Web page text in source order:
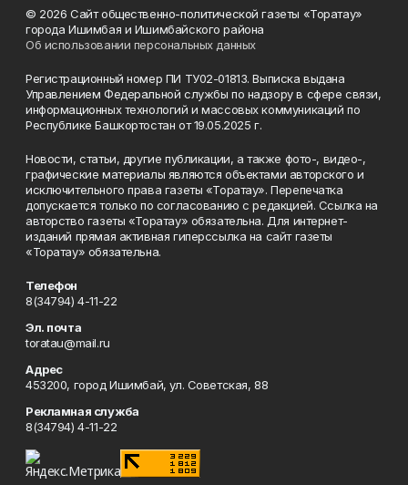
© 2026 Сайт общественно-политической газеты «Торатау»
города Ишимбая и Ишимбайского района
Об использовании персональных данных
Регистрационный номер ПИ ТУ02-01813. Выписка выдана
Управлением Федеральной службы по надзору в сфере связи,
информационных технологий и массовых коммуникаций по
Республике Башкортостан от 19.05.2025 г.
Новости, статьи, другие публикации, а также фото-, видео-,
графические материалы являются объектами авторского и
исключительного права газеты «Торатау». Перепечатка
допускается только по согласованию с редакцией. Ссылка на
авторство газеты «Торатау» обязательна. Для интернет-
изданий прямая активная гиперссылка на сайт газеты
«Торатау» обязательна.
Телефон
8(34794) 4-11-22
Эл. почта
toratau@mail.ru
Адрес
453200, город Ишимбай, ул. Советская, 88
Рекламная служба
8(34794) 4-11-22